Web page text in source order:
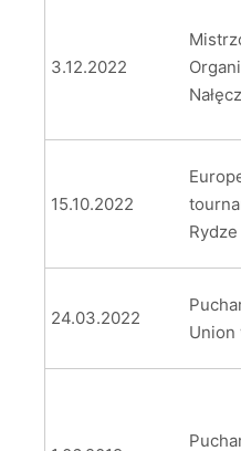
3.12.2022
15.10.2022
24.03.2022
Union